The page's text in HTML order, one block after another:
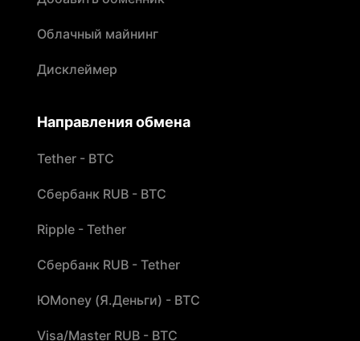
Облачный майнинг
Дисклеймер
Направления обмена
Tether - BTC
Сбербанк RUB - BTC
Ripple - Tether
Сбербанк RUB - Tether
ЮMoney (Я.Деньги) - BTC
Visa/Master RUB - BTC